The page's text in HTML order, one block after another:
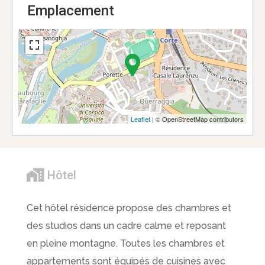
Emplacement
Leaflet | © OpenStreetMap contributors
Hôtel
Cet hôtel résidence propose des chambres et
des studios dans un cadre calme et reposant
en pleine montagne. Toutes les chambres et
appartements sont équipés de cuisines avec